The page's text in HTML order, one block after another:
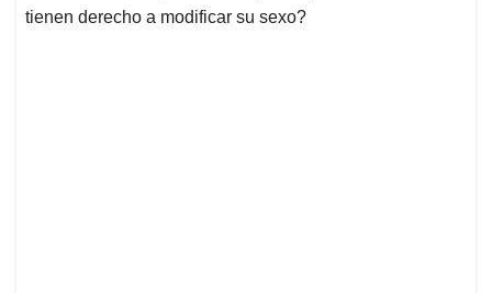
tienen derecho a modificar su sexo?